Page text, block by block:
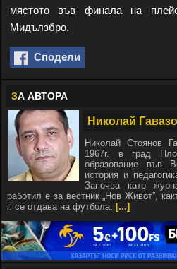
мястото във финала на
Мидълзбро.
Сподели
ЗА АВТОРА
Николай
Николай Стоянов
1967г. в град
образование във
история и
Започва като
работил е за вестник „Нов Живот”,
г. се отдава на футбола. [...]